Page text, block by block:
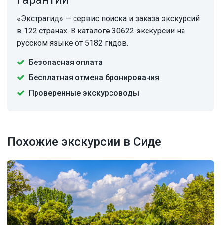
«Экстрагид» — сервис поиска и заказа экскурсий
в 122 странах. В каталоге 30622 экскурсии на
русском языке от 5182 гидов.
Безопасная оплата
Бесплатная отмена бронирования
Проверенные экскурсоводы
Похожие экскурсии в Сиде